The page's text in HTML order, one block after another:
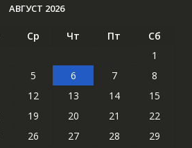
АВГУСТ 2026
Ср Чт Пт
Сб
1
5 6 7
8
12 13 14
15
19 20 21
22
26 27 28
29